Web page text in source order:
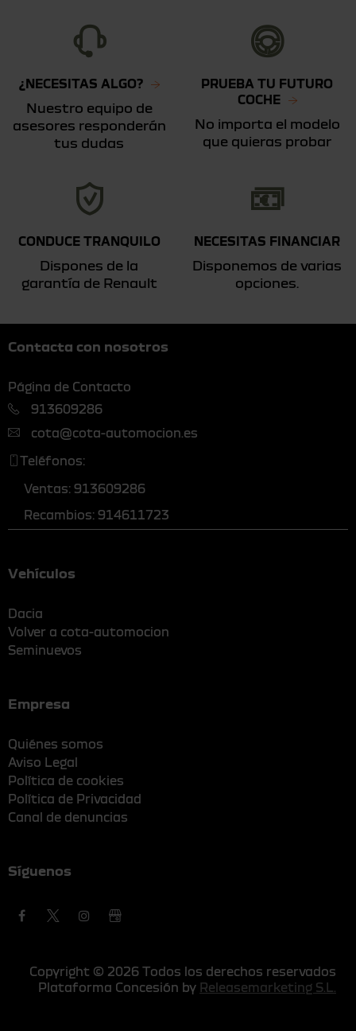
¿NECESITAS ALGO?
Nuestro equipo de
asesores responderán
tus dudas
PRUEBA TU FUTURO
COCHE
No importa el modelo
que quieras probar
CONDUCE TRANQUILO
Dispones de la
garantía de Renault
NECESITAS FINANCIAR
Disponemos de varias
opciones.
Contacta con nosotros
Página de Contacto
913609286
cota@cota-automocion.es
Teléfonos:
Ventas: 913609286
Recambios: 914611723
Vehículos
Dacia
Volver a cota-automocion
Seminuevos
Empresa
Quiénes somos
Aviso Legal
Política de cookies
Política de Privacidad
Canal de denuncias
Síguenos
Copyright © 2026 Todos los derechos reservados
Plataforma Concesión by Releasemarketing S.L.